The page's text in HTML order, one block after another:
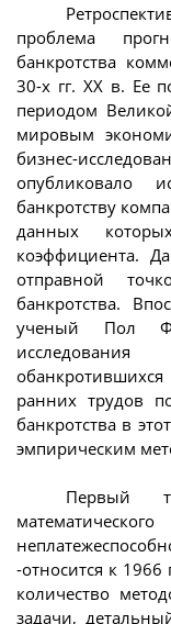
проблема
банкротства
30-х гг. ХХ в. Ее
периодом
мировым
бизнес-
опубликовало
банкротству
данных
коэффициента.
отправной
банкротства.
ученый Пол
ранних трудов
банкротства в
эмпирическим
Первый
-относится к
количество
задачи,